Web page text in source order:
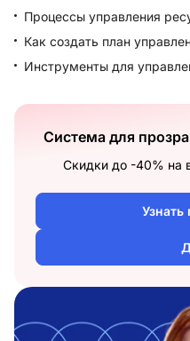
Процессы управления
Как создать план
Инструменты для
Система для
Скидки до -40% на
Узнать